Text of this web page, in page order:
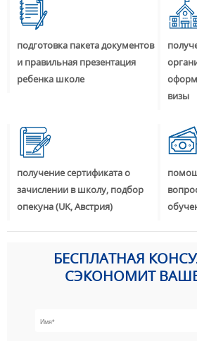
подготовка пакета документов
и правильная презентация
ребенка школе
визы
получение сертификата о
зачислении в школу, подбор
опекуна (UK, Австрия)
БЕСПЛАТНАЯ
СЭКОНОМИТ